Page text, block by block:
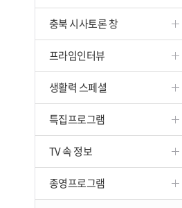
충북 시사토론 창
프라임인터뷰
생활력 스페셜
특집프로그램
TV 속 정보
종영프로그램